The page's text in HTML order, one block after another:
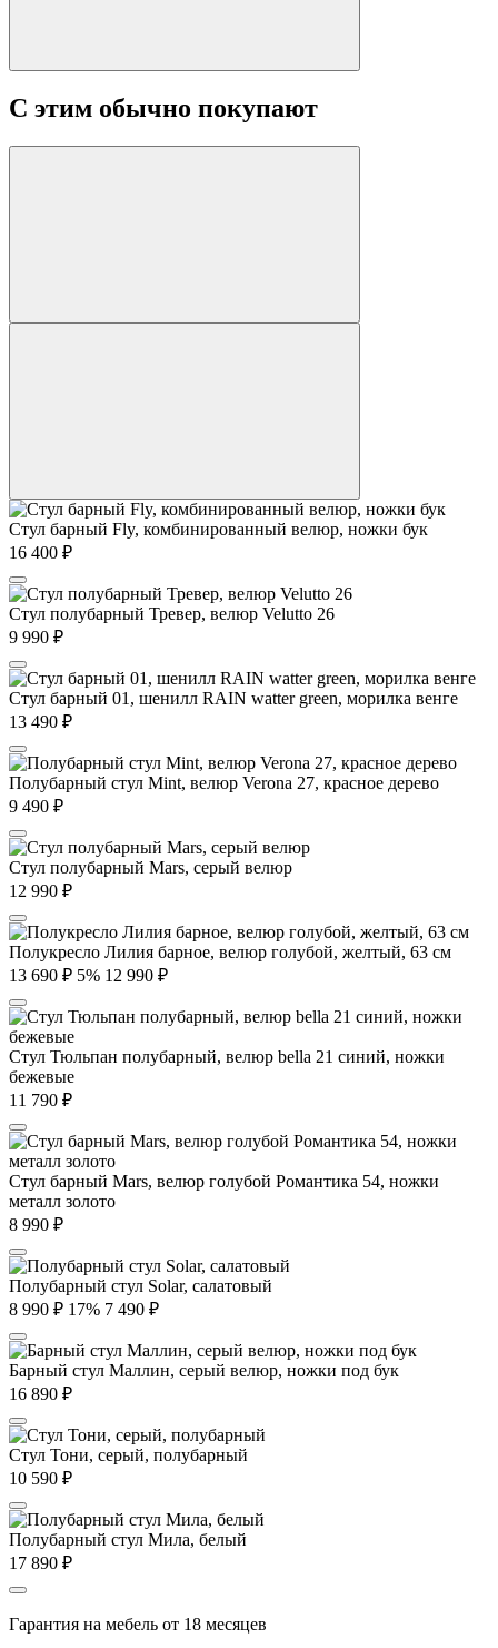
С этим обычно покупают
Стул барный Fly, комбинированный велюр, ножки бук
16 400 ₽
Стул полубарный Тревер, велюр Velutto 26
9 990 ₽
Стул барный 01, шенилл RAIN watter green, морилка венге
13 490 ₽
Полубарный стул Mint, велюр Verona 27, красное дерево
9 490 ₽
Стул полубарный Mars, серый велюр
12 990 ₽
Полукресло Лилия барное, велюр голубой, желтый, 63 см
13 690 ₽ 5% 12 990 ₽
Стул Тюльпан полубарный, велюр bella 21 синий, ножки
бежевые
11 790 ₽
Стул барный Mars, велюр голубой Романтика 54, ножки
металл золото
8 990 ₽
Полубарный стул Solar, салатовый
8 990 ₽ 17% 7 490 ₽
Барный стул Маллин, серый велюр, ножки под бук
16 890 ₽
Стул Тони, серый, полубарный
10 590 ₽
Полубарный стул Мила, белый
17 890 ₽
Гарантия на мебель от 18 месяцев